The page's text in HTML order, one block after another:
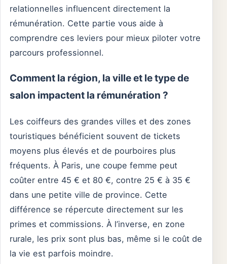
relationnelles influencent directement la
rémunération. Cette partie vous aide à
comprendre ces leviers pour mieux piloter votre
parcours professionnel.
Comment la région, la ville et le type de
salon impactent la rémunération ?
Les coiffeurs des grandes villes et des zones
touristiques bénéficient souvent de tickets
moyens plus élevés et de pourboires plus
fréquents. À Paris, une coupe femme peut
coûter entre 45 € et 80 €, contre 25 € à 35 €
dans une petite ville de province. Cette
différence se répercute directement sur les
primes et commissions. À l’inverse, en zone
rurale, les prix sont plus bas, même si le coût de
la vie est parfois moindre.